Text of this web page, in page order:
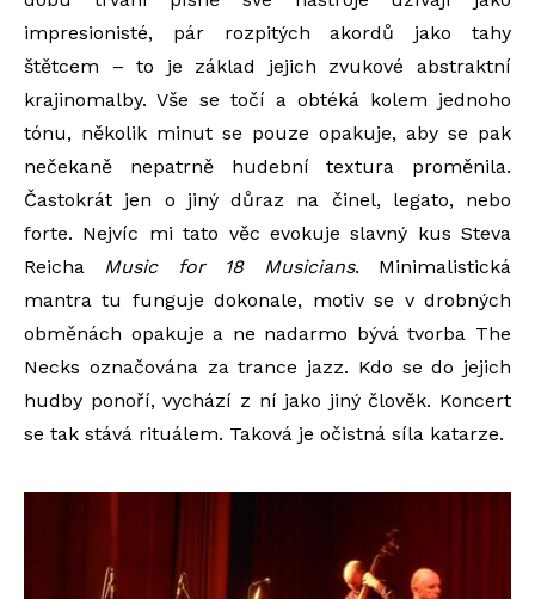
impresionisté, pár rozpitých akordů jako tahy
štětcem – to je základ jejich zvukové abstraktní
krajinomalby. Vše se točí a obtéká kolem jednoho
tónu, několik minut se pouze opakuje, aby se pak
nečekaně nepatrně hudební textura proměnila.
Častokrát jen o jiný důraz na činel, legato, nebo
forte. Nejvíc mi tato věc evokuje slavný kus Steva
Reicha Music for 18 Musicians. Minimalistická
mantra tu funguje dokonale, motiv se v drobných
obměnách opakuje a ne nadarmo bývá tvorba The
Necks označována za trance jazz. Kdo se do jejich
hudby ponoří, vychází z ní jako jiný člověk. Koncert
se tak stává rituálem. Taková je očistná síla katarze.